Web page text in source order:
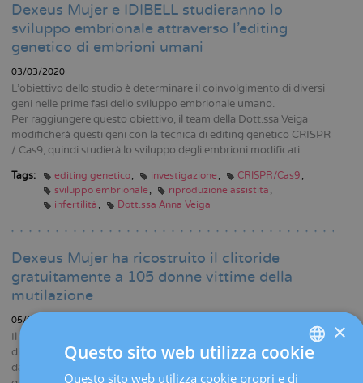
Dexeus Mujer e IDIBELL studieranno lo
sviluppo embrionale attraverso l’editing
genetico di embrioni umani
03/03/2020
L'obiettivo dello studio è determinare il coinvolgimento di diversi
geni nelle prime fasi dello sviluppo embrionale umano.
Per raggiungere questo obiettivo, il team della Dott.ssa Veiga
modificherà questi geni con la tecnica di editing genetico CRISPR
/ Cas9, quindi studierà lo sviluppo degli embrioni modificati.
Tags: editing genetico investigazione
CRISPR/Cas9
sviluppo embrionale
riproduzione assistita
infertilità
Dott.ssa Anna Veiga
Dexeus Mujer ha ricostruito il clitoride
gratuitamente a 105 donne vittime della
mutilazione
05/02/2020
Il Programma di ricostruzione genitale forma parte dell’impegno
di assistenza sociale della Fondazione Dexeus Mujer ed è guidato
dal Dott. Pere Barri Soldevila, primo medico in Spagna a realizzare
SPANISH
×
Questo sito web utilizza cookie
Questo sito web utilizza cookie propri e di